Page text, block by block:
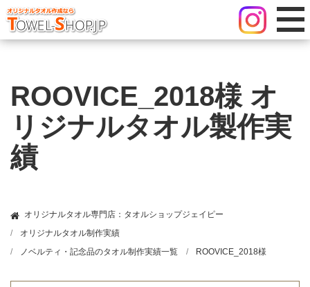
ROOVICE_2018様 オ
リジナルタオル製作実
績
オリジナルタオル専門店：タオルショップジェイピー
オリジナルタオル制作実績
ノベルティ・記念品のタオル制作実績一覧
ROOVICE_2018様